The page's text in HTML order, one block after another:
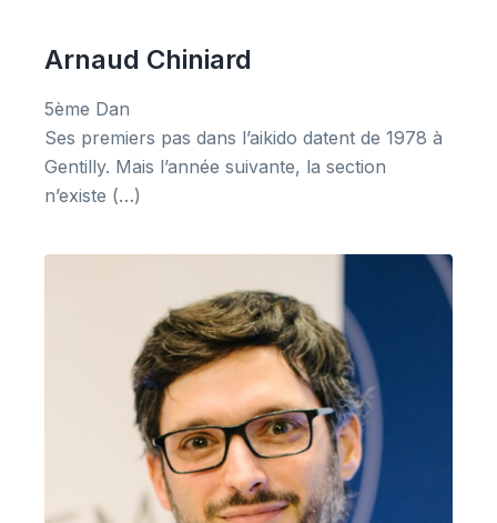
Arnaud Chiniard
5ème Dan
Ses premiers pas dans l’aikido datent de 1978 à
Gentilly. Mais l’année suivante, la section
n’existe (…)